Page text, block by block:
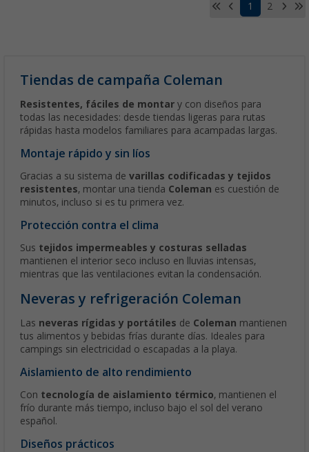
1 2
Tiendas de campaña Coleman
Resistentes, fáciles de montar y con diseños para
todas las necesidades: desde tiendas ligeras para rutas
rápidas hasta modelos familiares para acampadas largas.
Montaje rápido y sin líos
Gracias a su sistema de varillas codificadas y tejidos
resistentes, montar una tienda Coleman es cuestión de
minutos, incluso si es tu primera vez.
Protección contra el clima
Sus tejidos impermeables y costuras selladas
mantienen el interior seco incluso en lluvias intensas,
mientras que las ventilaciones evitan la condensación.
Neveras y refrigeración Coleman
Las neveras rígidas y portátiles de Coleman mantienen
tus alimentos y bebidas frías durante días. Ideales para
campings sin electricidad o escapadas a la playa.
Aislamiento de alto rendimiento
Con tecnología de aislamiento térmico, mantienen el
frío durante más tiempo, incluso bajo el sol del verano
español.
Diseños prácticos